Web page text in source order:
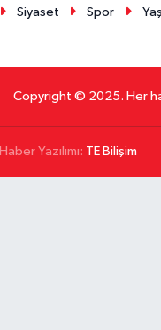
Siyaset Spor
Copyright © 2025. Her
Haber Yazılımı: TE Bilişim